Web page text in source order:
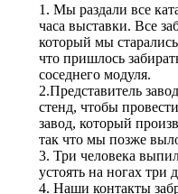
1. Мы раздали все
часа выставки. Все
который мы
что пришлось
соседнего модуля.
2.Представитель
стенд, чтобы
завод, который
так что мы позже
3. Три человека
устоять на ногах три
4. Наши контакты